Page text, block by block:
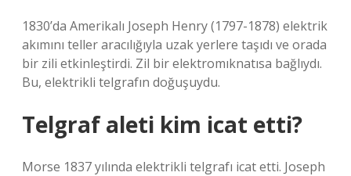
1830’da Amerikalı Joseph Henry (1797-1878) elektrik
akımını teller aracılığıyla uzak yerlere taşıdı ve orada
bir zili etkinleştirdi. Zil bir elektromıknatısa bağlıydı.
Bu, elektrikli telgrafın doğuşuydu.
Telgraf aleti kim icat etti?
Morse 1837 yılında elektrikli telgrafı icat etti. Joseph